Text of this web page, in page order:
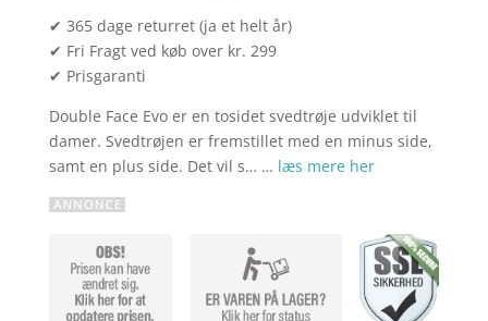
✔ 365 dage returret (ja et helt år)
✔ Fri Fragt ved køb over kr. 299
✔ Prisgaranti
Double Face Evo er en tosidet svedtrøje udviklet til
damer. Svedtrøjen er fremstillet med en minus side,
samt en plus side. Det vil s… … læs mere her